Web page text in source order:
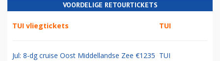
VOORDELIGE RETOURTICKETS
TUI vliegtickets TUI
Jul: 8-dg cruise Oost Middellandse Zee €1235 TUI